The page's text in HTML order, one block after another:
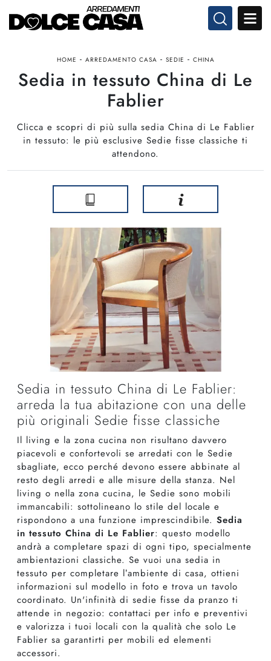
HOME - ARREDAMENTO CASA - SEDIE - CHINA
Sedia in tessuto China di Le
Fablier
Clicca e scopri di più sulla sedia China di Le Fablier
in tessuto: le più esclusive Sedie fisse classiche ti
attendono.
Sedia in tessuto China di Le Fablier:
arreda la tua abitazione con una delle
più originali Sedie fisse classiche
Il living e la zona cucina non risultano davvero
piacevoli e confortevoli se arredati con le Sedie
sbagliate, ecco perché devono essere abbinate al
resto degli arredi e alle misure della stanza. Nel
living o nella zona cucina, le Sedie sono mobili
immancabili: sottolineano lo stile del locale e
rispondono a una funzione imprescindibile. Sedia
in tessuto China di Le Fablier: questo modello
andrà a completare spazi di ogni tipo, specialmente
ambientazioni classiche. Se vuoi una sedia in
tessuto per completare l’ambiente di casa, ottieni
informazioni sul modello in foto e trova un tavolo
coordinato. Un'infinità di sedie fisse da pranzo ti
attende in negozio: contattaci per info e preventivi
e valorizza i tuoi locali con la qualità che solo Le
Fablier sa garantirti per mobili ed elementi
accessori.